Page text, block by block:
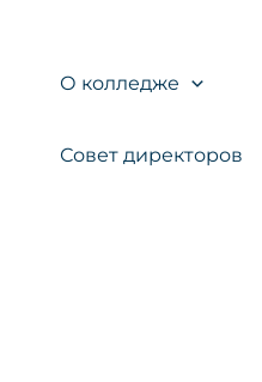
О колледже
Совет директоров